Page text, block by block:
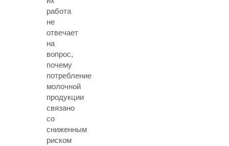
работа
не
отвечает
на
вопрос,
почему
потребление
молочной
продукции
связано
со
сниженным
риском